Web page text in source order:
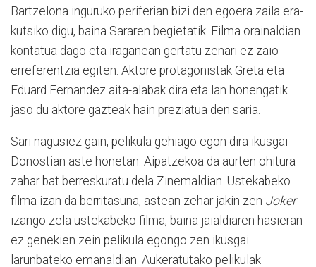
Bartzelona inguruko periferian bizi den egoera zaila era­
ku­tsi­ko digu, baina Sararen begie­tatik. Filma orainaldian
kon­tatua dago eta iraganean ger­ta­tu zenari ez zaio
erre­fe­ren­tzia egiten. Aktore protagonis­tak Greta eta
Eduard Fernan­dez aita-alabak dira eta lan ho­nen­gatik
jaso du aktore gaz­teak hain preziatua den saria.
Sari nagusiez gain, pelikula gehiago egon dira ikusgai
Do­nostian aste honetan. Aipa­tzekoa da aurten ohitura
zahar bat berreskuratu dela Zine­mal­dian. Ustekabeko
filma izan da berritasuna, astean zehar jakin zen Joker
izango zela ustekabeko filma, baina jaialdiaren hasieran
ez ge­ne­kien zein pelikula egongo zen ikusgai
larunbateko emanal­dian. Aukeratutako pelikulak